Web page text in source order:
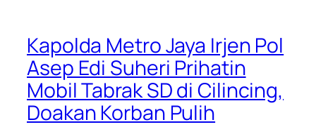
Kapolda Metro Jaya Irjen Pol
Asep Edi Suheri Prihatin
Mobil Tabrak SD di Cilincing,
Doakan Korban Pulih